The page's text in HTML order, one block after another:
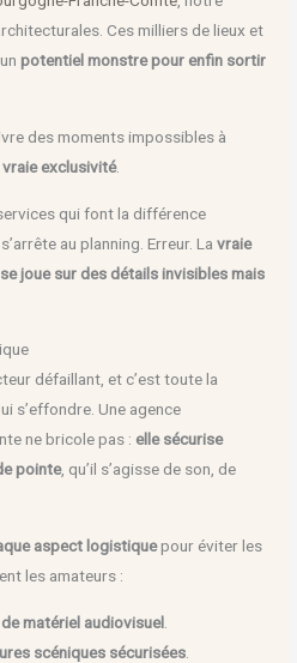
Ces milliers de lieux et
potentiel monstre pour enfin sortir
des moments impossibles à
vraie exclusivité.
qui font la différence
au planning. Erreur. Lavraie
joue sur des détails invisibles mais
défaillant, et c’est toute la
s’effondre. Une agence
ne bricole pas : elle sécurise
pointe, qu’il s’agisse de son, de
aspect logistiquepour éviter les
les amateurs :
matériel audiovisuel
scéniques sécurisées